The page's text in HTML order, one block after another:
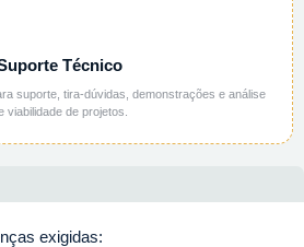
Técnico
suporte, tira-dúvidas, demonstrações e análise
viabilidade de projetos.
exigidas: